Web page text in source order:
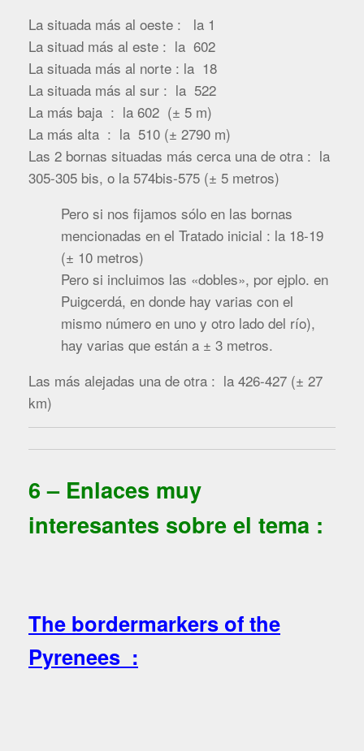
La situada más al oeste : la 1
La situad más al este : la 602
La situada más al norte : la 18
La situada más al sur : la 522
La más baja : la 602 (± 5 m)
La más alta : la 510 (± 2790 m)
Las 2 bornas situadas más cerca una de otra : la
305-305 bis, o la 574bis-575 (± 5 metros)
Pero si nos fijamos sólo en las bornas
mencionadas en el Tratado inicial : la 18-19
(± 10 metros)
Pero si incluimos las «dobles», por ejplo. en
Puigcerdá, en donde hay varias con el
mismo número en uno y otro lado del río),
hay varias que están a ± 3 metros.
Las más alejadas una de otra : la 426-427 (± 27
km)
6 – Enlaces muy
interesantes sobre el tema :
The bordermarkers of the
Pyrenees :